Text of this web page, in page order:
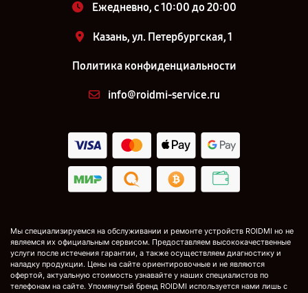
Ежедневно, с 10:00 до 20:00
Казань, ул. Петербургская, 1
Политика конфиденциальности
info@roidmi-service.ru
Мы специализируемся на обслуживании и ремонте устройств ROIDMI но не
являемся их официальным сервисом. Предоставляем высококачественные
услуги после истечения гарантии, а также осуществляем диагностику и
наладку продукции. Цены на сайте ориентировочные и не являются
офертой, актуальную стоимость узнавайте у наших специалистов по
телефонам на сайте. Упомянутый бренд ROIDMI используется нами лишь с